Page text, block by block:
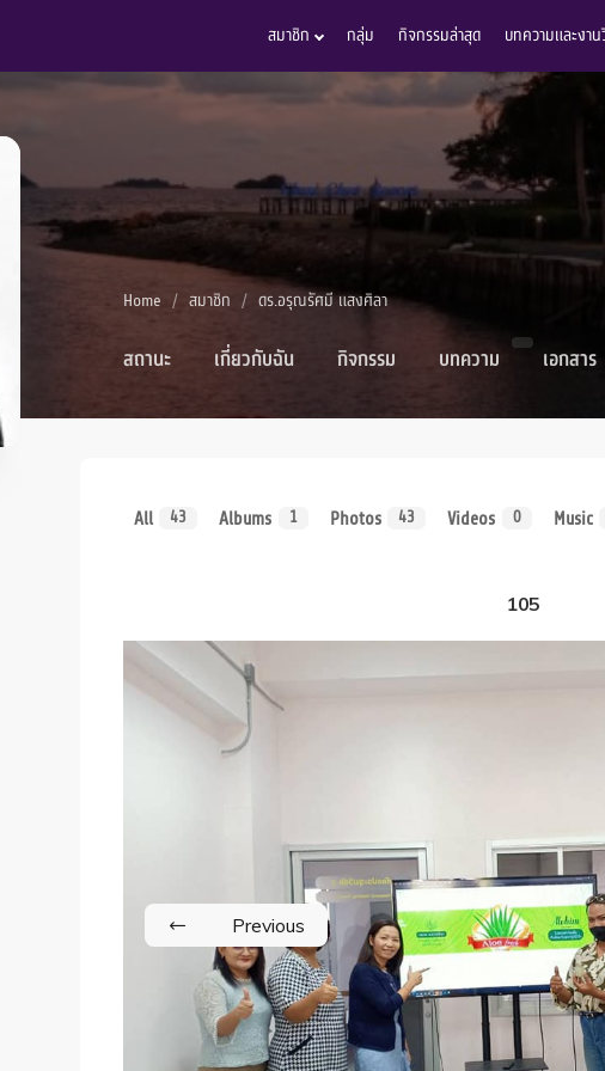
สมาชิก กลุ่ม กิจกรรมล่าสุด บทความและงา
Home สมาชิก ดร.อรุณรัศมี แสงศิลา
สถานะ เกี่ยวกับฉัน กิจกรรม บทความ เอกสาร
All 43 Albums 1 Photos 43 Videos 0 Music
105
Previous